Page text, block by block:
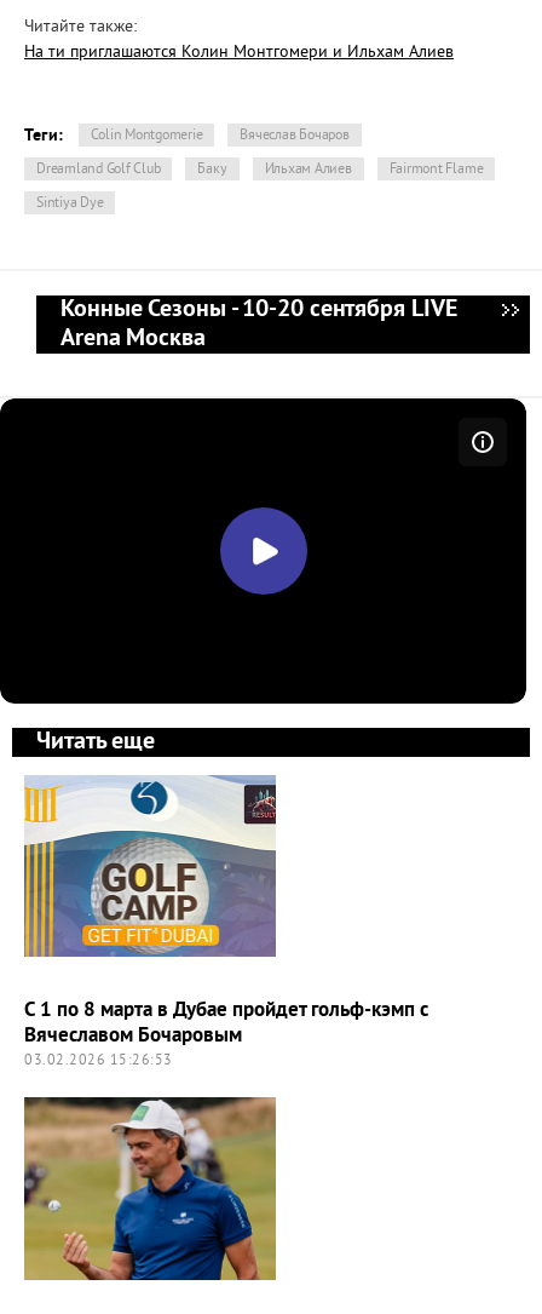
Читайте также:
На ти приглашаются Колин Монтгомери и Ильхам Алиев
Теги: Colin Montgomerie
Вячеслав Бочаров
Dreamland Golf Club
Баку Ильхам Алиев
Fairmont Flame
Sintiya Dye
Конные Сезоны - 10-20 сентября LIVE
Arena Москва
Читать еще
С 1 по 8 марта в Дубае пройдет гольф-кэмп с
Вячеславом Бочаровым
03.02.2026 15:26:53